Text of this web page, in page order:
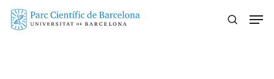
Skip